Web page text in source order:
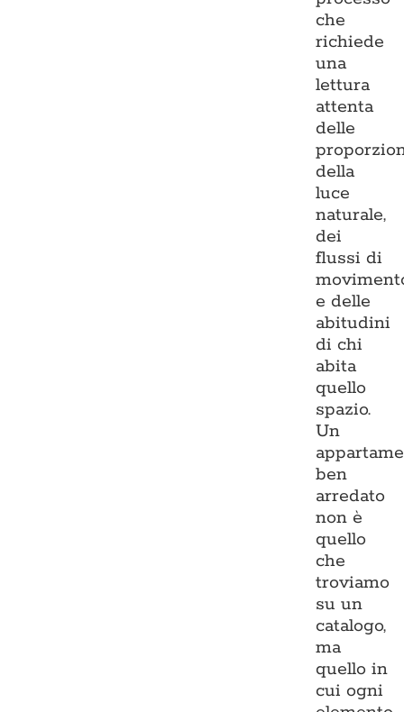
che
richiede
una
lettura
attenta
delle
della
luce
naturale,
dei
flussi di
e delle
abitudini
di chi
abita
quello
spazio.
Un
ben
arredato
non è
quello
che
troviamo
su un
catalogo,
ma
quello in
cui ogni